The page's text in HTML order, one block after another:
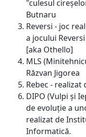
"culesul
Butnaru
Reversi - joc
a jocului
[aka Othello]
MLS
Răzvan Jigorea
Rebec - realizat
DIPO (Vulpi și
de evoluție a
realizat de
Informatică.